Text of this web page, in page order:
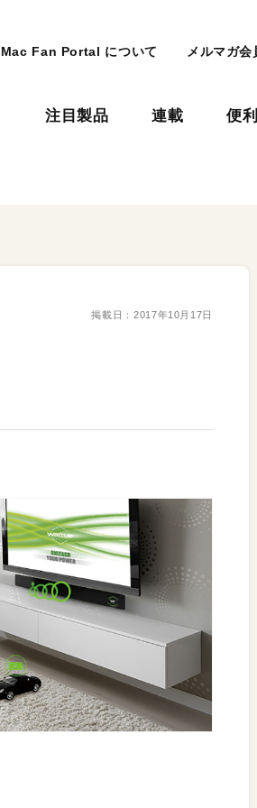
Mac Fan Portal について メルマガ会
注目製品 連載 便
掲載日： 2017年10月17日